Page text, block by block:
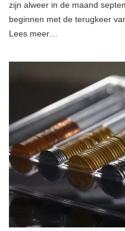
zijn alweer in de maand
beginnen met de terugkeer
Lees meer…